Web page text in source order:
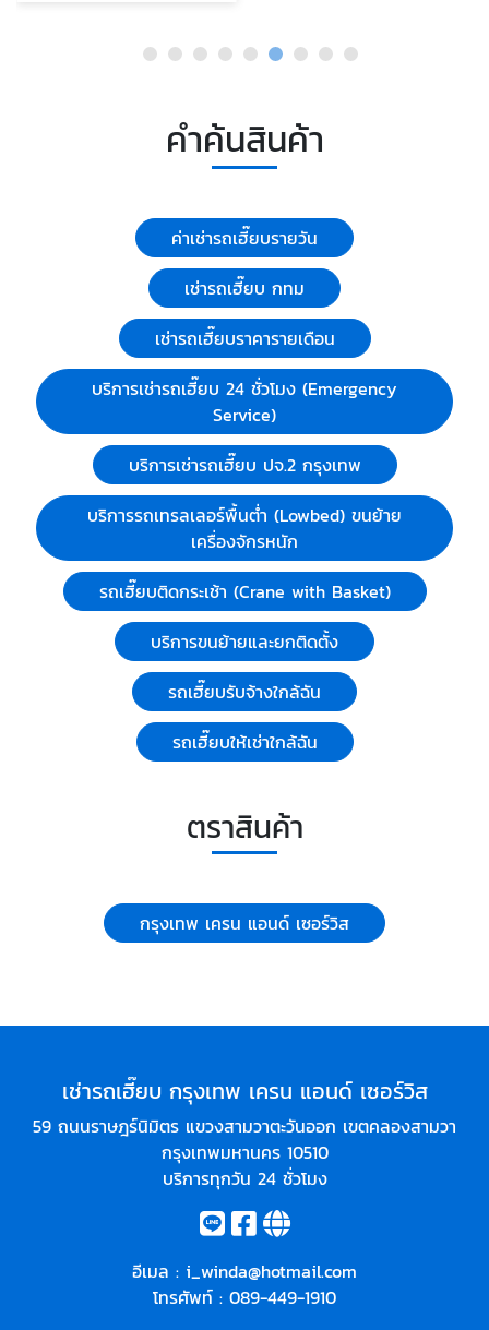
คำค้นสินค้า
ค่าเช่ารถเฮี๊ยบรายวัน
เช่ารถเฮี๊ยบ กทม
เช่ารถเฮี๊ยบราคารายเดือน
บริการเช่ารถเฮี๊ยบ 24 ชั่วโมง (Emergency
Service)
บริการเช่ารถเฮี๊ยบ ปจ.2 กรุงเทพ
บริการรถเทรลเลอร์พื้นต่ำ (Lowbed) ขนย้าย
เครื่องจักรหนัก
รถเฮี๊ยบติดกระเช้า (Crane with Basket)
บริการขนย้ายและยกติดตั้ง
รถเฮี๊ยบรับจ้างใกล้ฉัน
รถเฮี๊ยบให้เช่าใกล้ฉัน
ตราสินค้า
กรุงเทพ เครน แอนด์ เซอร์วิส
เช่ารถเฮี๊ยบ กรุงเทพ เครน แอนด์ เซอร์วิส
59 ถนนราษฎร์นิมิตร แขวงสามวาตะวันออก เขตคลองสามวา
กรุงเทพมหานคร 10510
บริการทุกวัน 24 ชั่วโมง
อีเมล : i_winda@hotmail.com
โทรศัพท์ : 089-449-1910